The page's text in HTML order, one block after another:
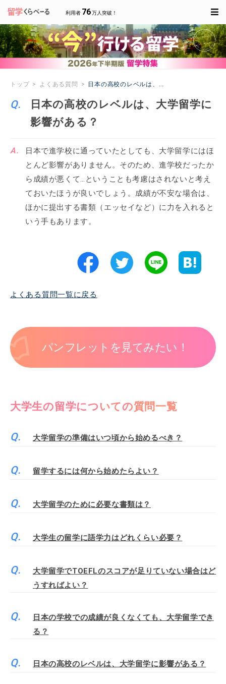
利用者 76万人突破！
トップ よくある質問 日本の高校のレベルは、大学留学に影響がある
日本の高校のレベルは、大学留学に
影響がある？
日本で進学校に通っていたとしても、大学留学にはほ
とんど影響がありません。そのため、進学校だったか
ら成績が悪くて…ということも考慮はされないと考え
ておいたほうが良いでしょう。成績が不安な場合は、
ほかに提出する書類（エッセイなど）に力を入れると
いう手もあります。
よくある質問一覧に戻る
パンフレットを見てみたい！
大学生の留学についての質問一覧
大学留学の準備はいつ頃から始めるべき？
留学するには何から始めたらよい？
大学留学のために必要な書類は？
大学生の留学に語学力はどれくらい必要？
大学留学でTOEFLのスコアが足りていない場合はど
うすればよい？
日本の学校での成績が良くなくても、大学留学でき
る？
日本の高校のレベルは、大学留学に影響がある？